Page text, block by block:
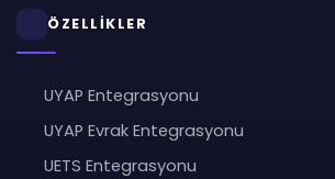
ÖZELLİKLER
UYAP Entegrasyonu
UYAP Evrak Entegrasyonu
UETS Entegrasyonu